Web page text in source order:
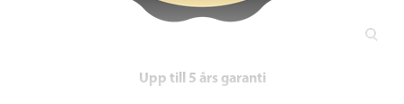
Upp till 5 års garanti